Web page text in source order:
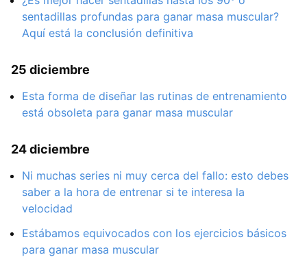
sentadillas profundas para ganar masa muscular?
Aquí está la conclusión definitiva
25 diciembre
Esta forma de diseñar las rutinas de entrenamiento
está obsoleta para ganar masa muscular
24 diciembre
Ni muchas series ni muy cerca del fallo: esto debes
saber a la hora de entrenar si te interesa la
velocidad
Estábamos equivocados con los ejercicios básicos
para ganar masa muscular